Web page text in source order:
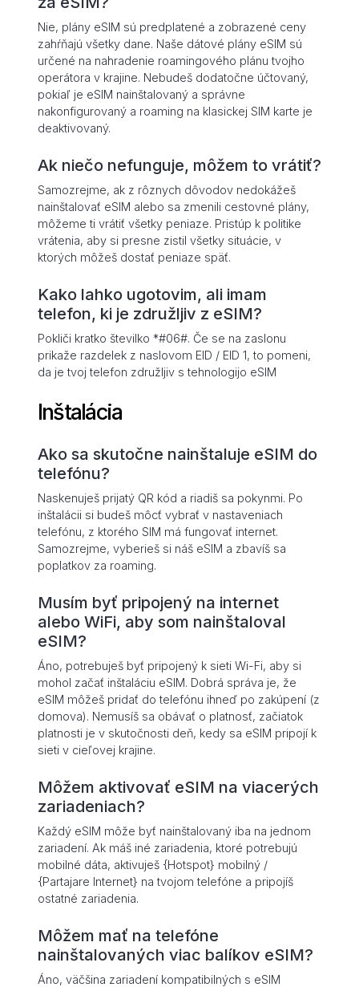
Nie, plány eSIM sú predplatené a zobrazené ceny
zahŕňajú všetky dane. Naše dátové plány eSIM sú
určené na nahradenie roamingového plánu tvojho
operátora v krajine. Nebudeš dodatočne účtovaný,
pokiaľ je eSIM nainštalovaný a správne
nakonfigurovaný a roaming na klasickej SIM karte je
deaktivovaný.
Ak niečo nefunguje, môžem to vrátiť?
Samozrejme, ak z rôznych dôvodov nedokážeš
nainštalovať eSIM alebo sa zmenili cestovné plány,
môžeme ti vrátiť všetky peniaze. Pristúp k politike
vrátenia, aby si presne zistil všetky situácie, v
ktorých môžeš dostať peniaze späť.
Kako lahko ugotovim, ali imam
telefon, ki je združljiv z eSIM?
Pokliči kratko številko *#06#. Če se na zaslonu
prikaže razdelek z naslovom EID / EID 1, to pomeni,
da je tvoj telefon združljiv s tehnologijo eSIM
Inštalácia
Ako sa skutočne nainštaluje eSIM do
telefónu?
Naskenuješ prijatý QR kód a riadiš sa pokynmi. Po
inštalácii si budeš môcť vybrať v nastaveniach
telefónu, z ktorého SIM má fungovať internet.
Samozrejme, vyberieš si náš eSIM a zbavíš sa
poplatkov za roaming.
Musím byť pripojený na internet
alebo WiFi, aby som nainštaloval
eSIM?
Áno, potrebuješ byť pripojený k sieti Wi-Fi, aby si
mohol začať inštaláciu eSIM. Dobrá správa je, že
eSIM môžeš pridať do telefónu ihneď po zakúpení (z
domova). Nemusíš sa obávať o platnosť, začiatok
platnosti je v skutočnosti deň, kedy sa eSIM pripojí k
sieti v cieľovej krajine.
Môžem aktivovať eSIM na viacerých
zariadeniach?
Každý eSIM môže byť nainštalovaný iba na jednom
zariadení. Ak máš iné zariadenia, ktoré potrebujú
mobilné dáta, aktivuješ {Hotspot} mobilný /
{Partajare Internet} na tvojom telefóne a pripojíš
ostatné zariadenia.
Môžem mať na telefóne
nainštalovaných viac balíkov eSIM?
Áno, väčšina zariadení kompatibilných s eSIM